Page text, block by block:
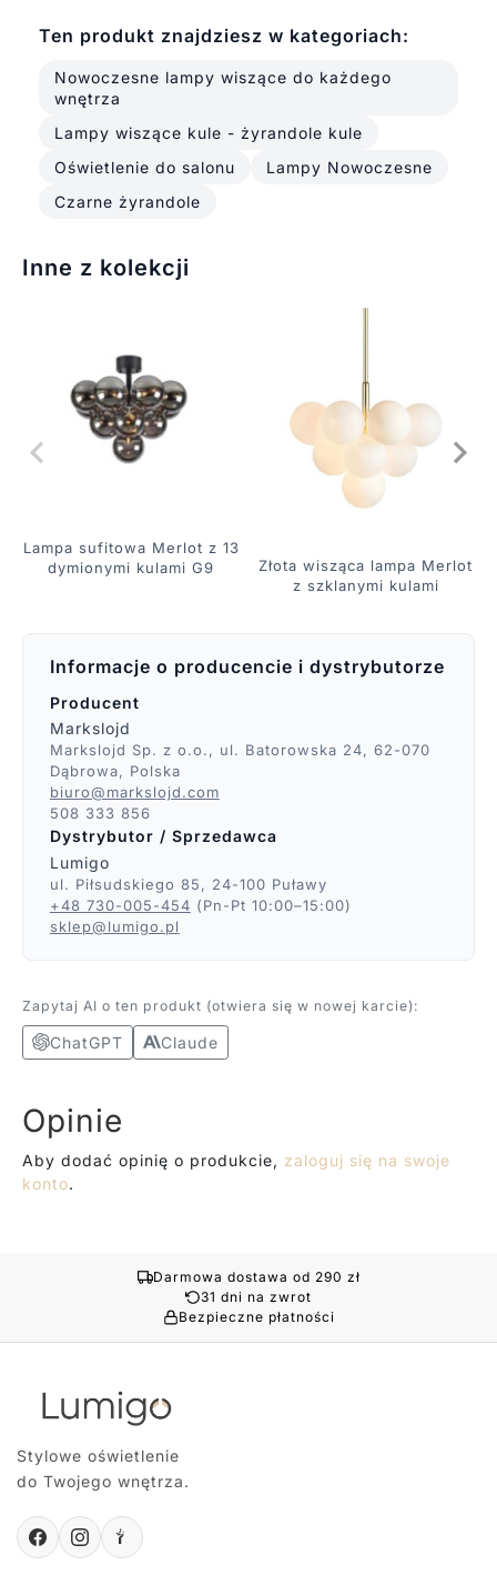
Ten produkt znajdziesz w kategoriach:
Nowoczesne lampy wiszące do każdego
wnętrza
Lampy wiszące kule - żyrandole kule
Oświetlenie do salonu
Lampy Nowoczesne
Czarne żyrandole
Inne z kolekcji
Lampa sufitowa Merlot z 13
dymionymi kulami G9
Złota wisząca lampa Merlot
z szklanymi kulami
Informacje o producencie i dystrybutorze
Producent
Markslojd
Markslojd Sp. z o.o., ul. Batorowska 24, 62-070
Dąbrowa, Polska
biuro@markslojd.com
508 333 856
Dystrybutor / Sprzedawca
Lumigo
ul. Piłsudskiego 85, 24-100 Puławy
+48 730-005-454 (Pn-Pt 10:00–15:00)
sklep@lumigo.pl
Zapytaj AI o ten produkt (otwiera się w nowej karcie):
ChatGPT Claude
Opinie
Aby dodać opinię o produkcie, zaloguj się na swoje
konto.
Darmowa dostawa od 290 zł
31 dni na zwrot
Bezpieczne płatności
Stylowe oświetlenie
do Twojego wnętrza.